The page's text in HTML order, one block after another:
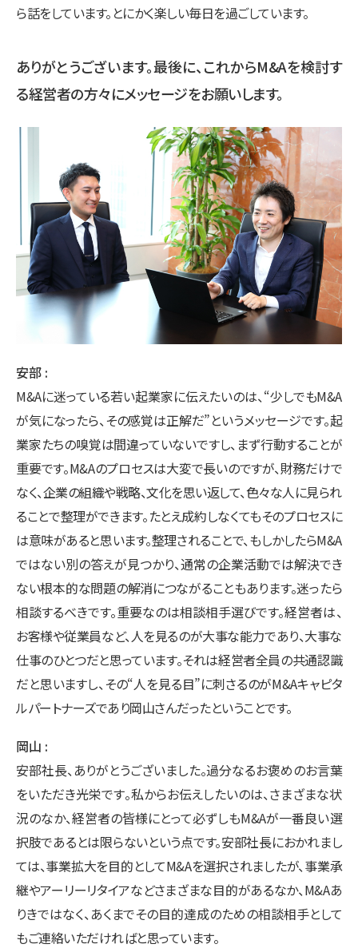
ら話をしています。とにかく楽しい毎日を過ごしています。
ありがとうございます。最後に、これからM&Aを検討す
る経営者の方々にメッセージをお願いします。
安部
M&Aに迷っている若い起業家に伝えたいのは、“少しでもM&A
が気になったら、その感覚は正解だ”というメッセージです。起
業家たちの嗅覚は間違っていないですし、まず行動することが
重要です。M&Aのプロセスは大変で長いのですが、財務だけで
なく、企業の組織や戦略、文化を思い返して、色々な人に見られ
ることで整理ができます。たとえ成約しなくてもそのプロセスに
は意味があると思います。整理されることで、もしかしたらM&A
ではない別の答えが見つかり、通常の企業活動では解決でき
ない根本的な問題の解消につながることもあります。迷ったら
相談するべきです。重要なのは相談相手選びです。経営者は、
お客様や従業員など、人を見るのが大事な能力であり、大事な
仕事のひとつだと思っています。それは経営者全員の共通認識
だと思いますし、その“人を見る目”に刺さるのがM&Aキャピタ
ルパートナーズであり岡山さんだったということです。
岡山
安部社長、ありがとうございました。過分なるお褒めのお言葉
をいただき光栄です。私からお伝えしたいのは、さまざまな状
況のなか、経営者の皆様にとって必ずしもM&Aが一番良い選
択肢であるとは限らないという点です。安部社長におかれまし
ては、事業拡大を目的としてM&Aを選択されましたが、事業承
継やアーリーリタイアなどさまざまな目的があるなか、M&Aあ
りきではなく、あくまでその目的達成のための相談相手として
もご連絡いただければと思っています。